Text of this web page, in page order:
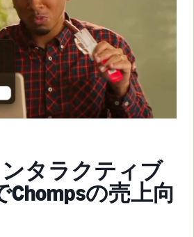
タラクティブ
の売上向